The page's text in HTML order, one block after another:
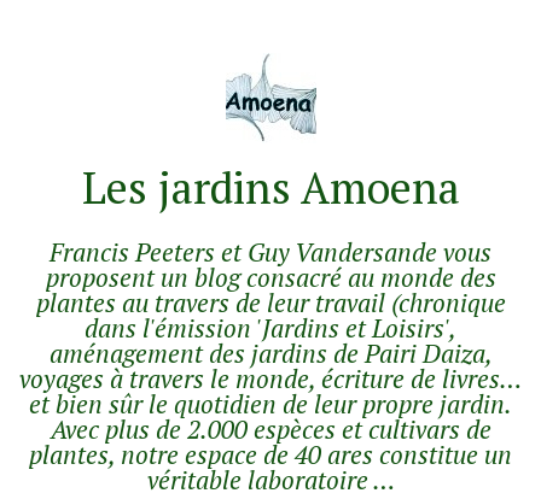
Les jardins Amoena
Francis Peeters et Guy Vandersande vous
proposent un blog consacré au monde des
plantes au travers de leur travail (chronique
dans l'émission 'Jardins et Loisirs',
aménagement des jardins de Pairi Daiza,
voyages à travers le monde, écriture de livres…
et bien sûr le quotidien de leur propre jardin.
Avec plus de 2.000 espèces et cultivars de
plantes, notre espace de 40 ares constitue un
véritable laboratoire …